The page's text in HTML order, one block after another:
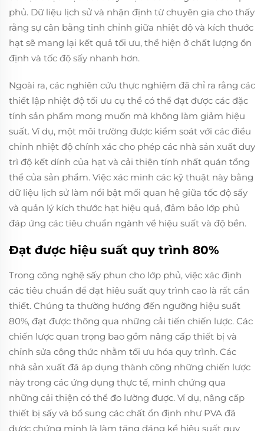
phủ. Dữ liệu lịch sử và nhận định từ chuyên gia cho thấy
rằng sự cân bằng tinh chỉnh giữa nhiệt độ và kích thước
hạt sẽ mang lại kết quả tối ưu, thể hiện ở chất lượng ổn
định và tốc độ sấy nhanh hơn.
Ngoài ra, các nghiên cứu thực nghiệm đã chỉ ra rằng các
thiết lập nhiệt độ tối ưu cụ thể có thể đạt được các đặc
tính sản phẩm mong muốn mà không làm giảm hiệu
suất. Ví dụ, một môi trường được kiểm soát với các điều
chỉnh nhiệt độ chính xác cho phép các nhà sản xuất duy
trì độ kết dính của hạt và cải thiện tính nhất quán tổng
thể của sản phẩm. Việc xác minh các kỹ thuật này bằng
dữ liệu lịch sử làm nổi bật mối quan hệ giữa tốc độ sấy
và quản lý kích thước hạt hiệu quả, đảm bảo lớp phủ
đáp ứng các tiêu chuẩn ngành về hiệu suất và độ bền.
Đạt được hiệu suất quy trình 80%
Trong công nghệ sấy phun cho lớp phủ, việc xác định
các tiêu chuẩn để đạt hiệu suất quy trình cao là rất cần
thiết. Chúng ta thường hướng đến ngưỡng hiệu suất
80%, đạt được thông qua những cải tiến chiến lược. Các
chiến lược quan trọng bao gồm nâng cấp thiết bị và
chỉnh sửa công thức nhằm tối ưu hóa quy trình. Các
nhà sản xuất đã áp dụng thành công những chiến lược
này trong các ứng dụng thực tế, minh chứng qua
những cải thiện có thể đo lường được. Ví dụ, nâng cấp
thiết bị sấy và bổ sung các chất ổn định như PVA đã
được chứng minh là làm tăng đáng kể hiệu suất quy